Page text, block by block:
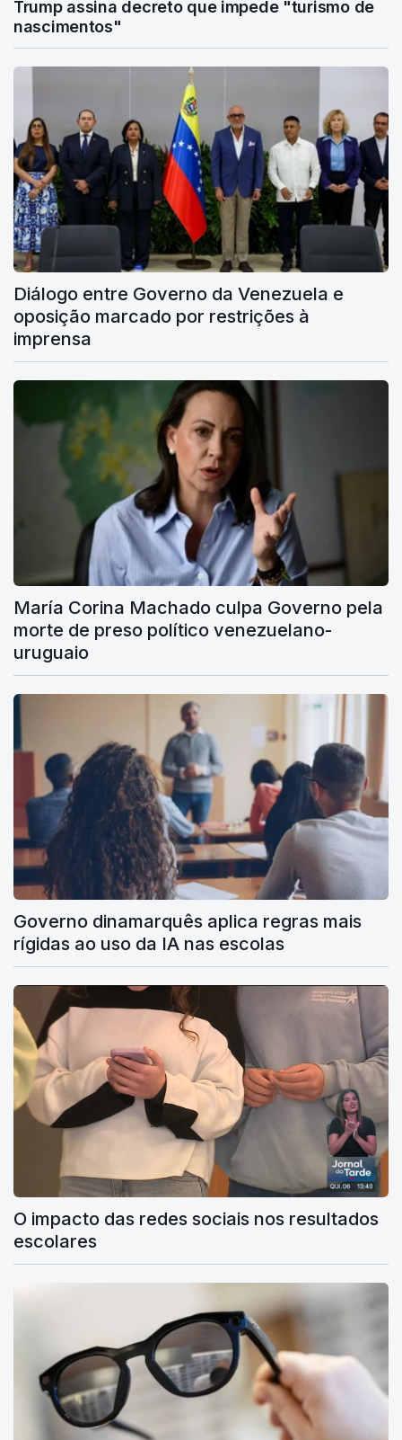
Trump assina decreto que impede "turismo de
nascimentos"
Diálogo entre Governo da Venezuela e
oposição marcado por restrições à
imprensa
María Corina Machado culpa Governo pela
morte de preso político venezuelano-
uruguaio
Governo dinamarquês aplica regras mais
rígidas ao uso da IA nas escolas
O impacto das redes sociais nos resultados
escolares